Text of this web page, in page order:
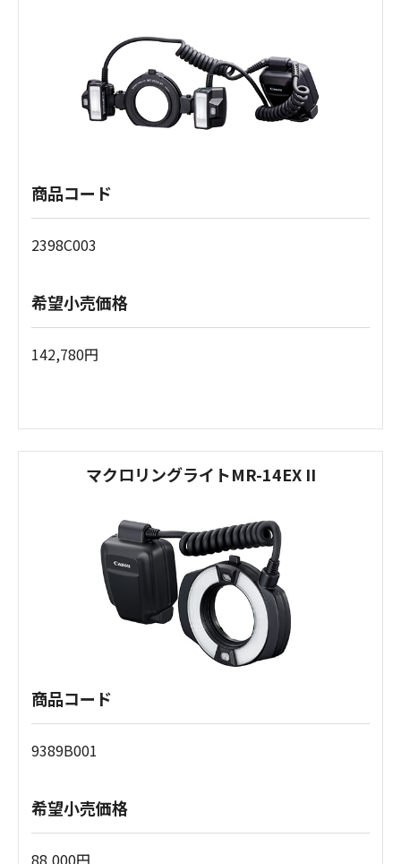
商品コード
2398C003
希望小売価格
142,780円
マクロリングライトMR-14EX II
商品コード
9389B001
希望小売価格
88,000円